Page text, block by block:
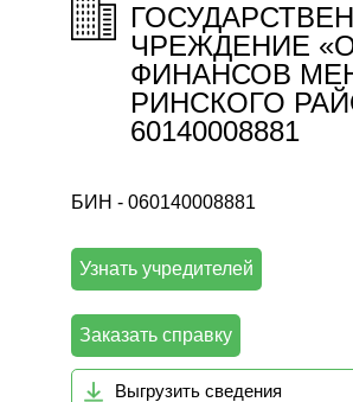
ЧРЕЖДЕНИЕ
ФИНАНСОВ
РИНСКОГО
60140008881
БИН - 060140008881
Узнать учредителей
Заказать справку
Выгрузить сведения